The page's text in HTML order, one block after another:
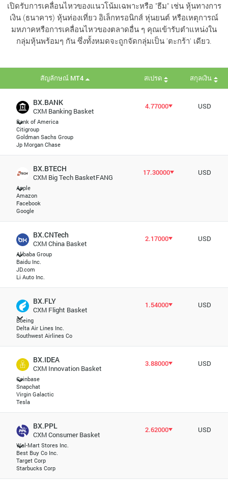
เปิดรับการเคลื่อนไหวของแนวโน้มเฉพาะหรือ "ธีม" เช่น หุ้นทางการ
เงิน (ธนาคาร) หุ้นท่องเที่ยว อิเล็กทรอนิกส์ หุ่นยนต์ หรือเหตุการณ์
มหภาคหรือการเคลื่อนไหวของตลาดอื่น ๆ คุณเข้ารับตำแหน่งใน
กลุ่มหุ้นพร้อมๆ กัน ซึ่งทั้งหมดจะถูกจัดกลุ่มเป็น 'ตะกร้า' เดียว.
สัญลักษณ์ MT4 สเปรด สกุลเงิน
BX.BANK
CXM Banking Basket
Bank of America
Citigroup
Goldman Sachs Group
Jp Morgan Chase
4.77000 USD
BX.BTECH
CXM Big Tech BasketFANG
Apple
Amazon
Facebook
Google
17.30000 USD
BX.CNTech
CXM China Basket
Alibaba Group
Baidu Inc.
JD.com
Li Auto Inc.
2.17000 USD
BX.FLY
CXM Flight Basket
Boeing
Delta Air Lines Inc.
Southwest Airlines Co
1.54000 USD
BX.IDEA
CXM Innovation Basket
Coinbase
Snapchat
Virgin Galactic
Tesla
3.88000 USD
BX.PPL
CXM Consumer Basket
Wal-Mart Stores Inc.
Best Buy Co Inc.
Target Corp
Starbucks Corp
2.62000 USD